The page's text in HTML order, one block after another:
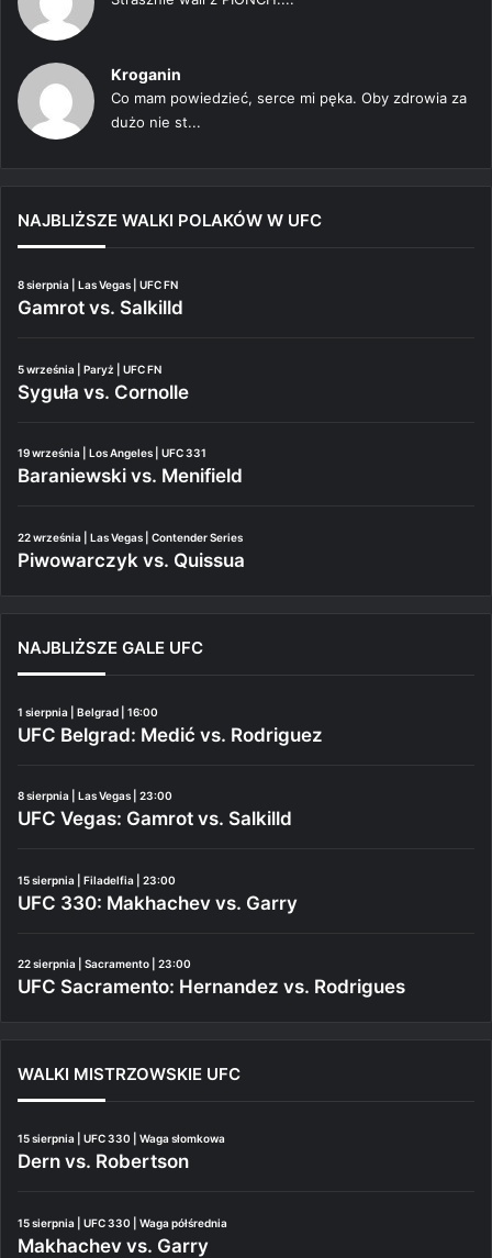
Kroganin
Co mam powiedzieć, serce mi pęka. Oby zdrowia za
dużo nie st...
NAJBLIŻSZE WALKI POLAKÓW W UFC
8 sierpnia | Las Vegas | UFC FN
Gamrot vs. Salkilld
5 września | Paryż | UFC FN
Syguła vs. Cornolle
19 września | Los Angeles | UFC 331
Baraniewski vs. Menifield
22 września | Las Vegas | Contender Series
Piwowarczyk vs. Quissua
NAJBLIŻSZE GALE UFC
1 sierpnia | Belgrad | 16:00
UFC Belgrad: Medić vs. Rodriguez
8 sierpnia | Las Vegas | 23:00
UFC Vegas: Gamrot vs. Salkilld
15 sierpnia | Filadelfia | 23:00
UFC 330: Makhachev vs. Garry
22 sierpnia | Sacramento | 23:00
UFC Sacramento: Hernandez vs. Rodrigues
WALKI MISTRZOWSKIE UFC
15 sierpnia | UFC 330 | Waga słomkowa
Dern vs. Robertson
15 sierpnia | UFC 330 | Waga półśrednia
Makhachev vs. Garry